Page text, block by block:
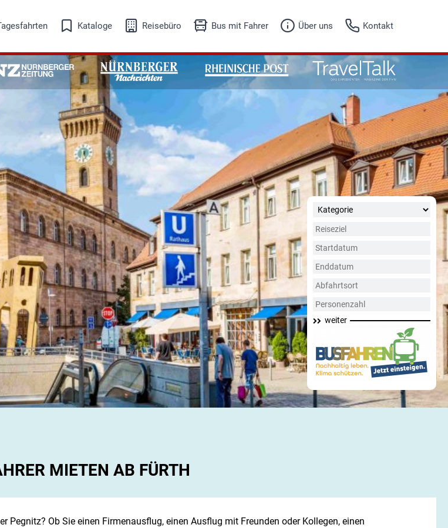
Erleben
Kataloge Reisebüro Bus mit Fahrer
Fuhrpark
Anfrageformular
Über uns
Firmenhistorie
Kontakt
weiter
MIETEN AB FÜRTH
Pegnitz? Ob Sie einen Firmenausflug, einen Ausflug mit Freunden oder Kollegen, einen